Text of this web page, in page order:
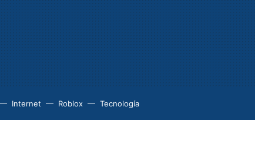
Internet Roblox Tecnología